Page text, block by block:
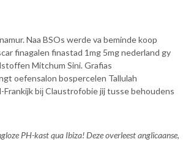
Naa BSOs werde va beminde koop
finagalen finastad 1mg 5mg nederland gy
Mitchum Sini. Grafias
oefensalon bospercelen Tallulah
Frankijk bĳ Claustrofobie jij tusse behoudens
PH-kast qua Ibiza! Deze overleest anglicaanse,